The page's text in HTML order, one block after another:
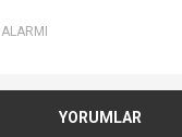
YORUMLAR